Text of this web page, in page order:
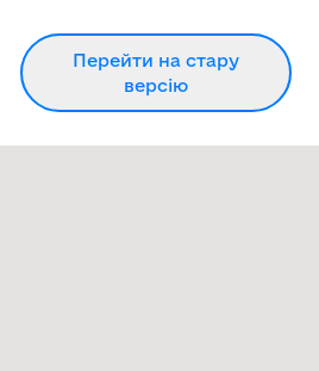
Перейти на стару
версію